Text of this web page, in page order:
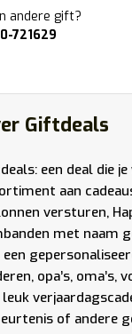
andere gift?
721629
Giftdeals
een deal die
aan
versturen,
met naam
een
opa’s, oma’s,
leuk
of andere